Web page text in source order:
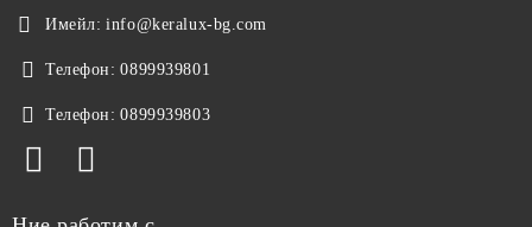
Имейл: info@keralux-bg.com
Телефон: 0899939801
Телефон: 0899939803